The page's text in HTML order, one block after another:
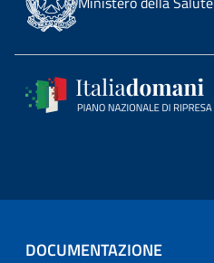
DOCUMENTAZIONE